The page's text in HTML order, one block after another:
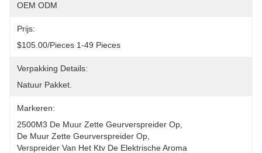
OEM ODM
Prijs:
$105.00/pieces 1-49 Pieces
Verpakking Details:
Natuur Pakket.
Markeren:
2500M3 De Muur Zette Geurverspreider Op
De Muur Zette Geurverspreider Op
Verspreider Van Het Ktv De Elektrische Aroma